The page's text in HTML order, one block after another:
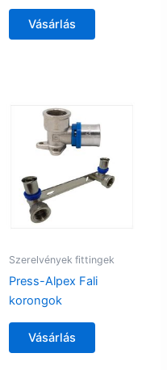
Vásárlás
Szerelvények fittingek
Press-Alpex Fali
korongok
Vásárlás